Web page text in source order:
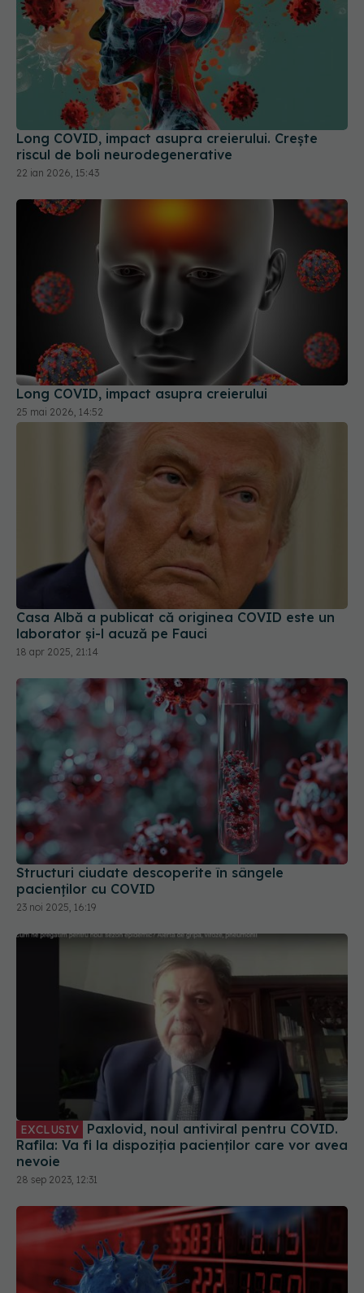
Long COVID, impact asupra creierului. Crește
riscul de boli neurodegenerative
22 ian 2026, 15:43
Long COVID, impact asupra creierului
25 mai 2026, 14:52
Casa Albă a publicat că originea COVID este un
laborator și-l acuză pe Fauci
18 apr 2025, 21:14
Structuri ciudate descoperite în sângele
pacienților cu COVID
23 noi 2025, 16:19
Rafila: Va fi la dispoziția pacienților care vor avea
28 sep 2023, 12:31